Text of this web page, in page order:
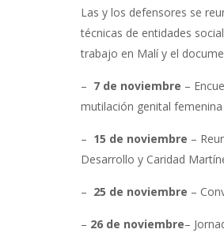
Las y los defensores se
técnicas de entidades
trabajo en Malí y el
– 7 de noviembre –
mutilación genital
– 15 de noviembre –
Desarrollo y Caridad
– 25 de noviembre –
– 26 de noviembre–